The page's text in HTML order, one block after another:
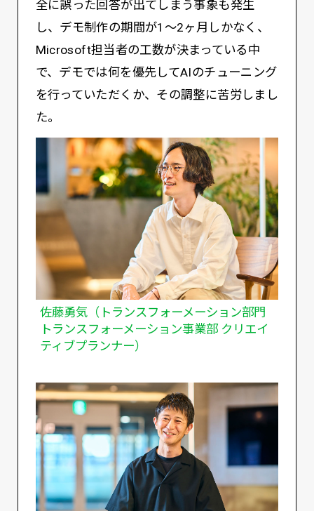
全に誤った回答が出てしまう事象も発生
し、デモ制作の期間が1～2ヶ月しかなく、
Microsoft担当者の工数が決まっている中
で、デモでは何を優先してAIのチューニング
を行っていただくか、その調整に苦労しまし
た。
佐藤勇気（トランスフォーメーション部門
トランスフォーメーション事業部 クリエイ
ティブプランナー）